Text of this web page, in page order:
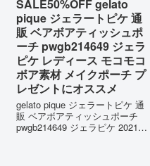
SALE50%OFF gelato
pique ジェラートピケ 通
販 ベアボアティッシュポ
ーチ pwgb214649 ジェラ
ピケ レディース モコモコ
ボア素材 メイクポーチ プ
レゼントにオススメ
gelato pique ジェラートピケ 通
販 ベアボアティッシュポーチ
pwgb214649 ジェラピケ 2021秋